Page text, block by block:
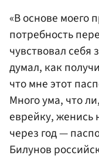
«В основе моего
потребность
чувствовал
думал, как
что мне этот
Много ума, что
еврейку, женись
через год —
Билунов